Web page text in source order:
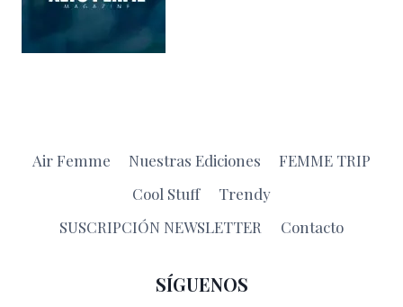
Air Femme Nuestras Ediciones
FEMME TRIP
Cool Stuff
Trendy
SUSCRIPCIÓN NEWSLETTER
Contacto
SÍGUENOS